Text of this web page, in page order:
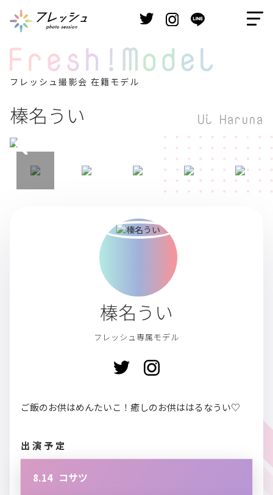
フレッシュ撮影会 在籍モデル
榛名うい Ui Haruna
榛名うい
フレッシュ専属モデル
ご飯のお供はめんたいこ！癒しのお供ははるなうい♡
出演予定
8.14 コサツ